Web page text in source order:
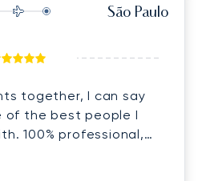
São Paulo
together, I can say
of the best people I
100% professional,
charisma. I really
again.